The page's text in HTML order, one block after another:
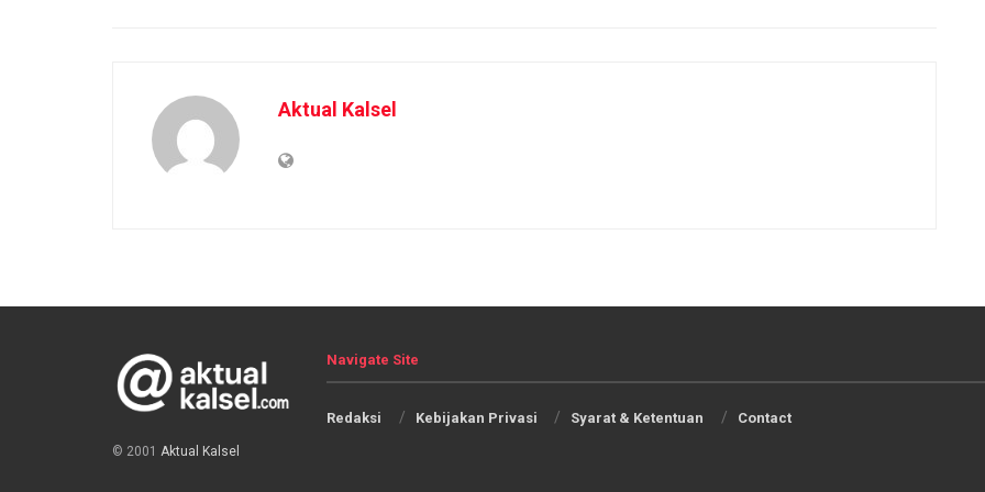
Aktual Kalsel
© 2001 Aktual Kalsel
Navigate Site
Redaksi Kebijakan Privasi Syarat & Ketentuan Contact